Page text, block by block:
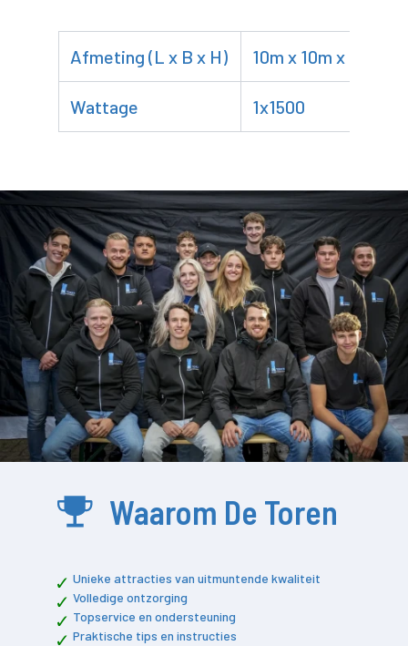
Afmeting (L x B x H) 10m x 10m x 8m
Wattage 1x1500
Waarom De Toren
Unieke attracties van uitmuntende kwaliteit
Volledige ontzorging
Topservice en ondersteuning
Praktische tips en instructies